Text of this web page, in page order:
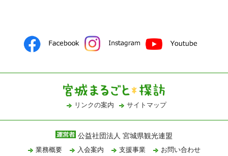
リンクの案内 サイトマップ
公益社団法人 宮城県観光連盟
業務概要 入会案内 支援事業 お問い合わせ